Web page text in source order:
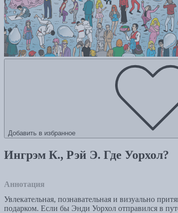
Добавить в избранное
Ингрэм К., Рэй Э. Где Уорхол?
Аннотация
Увлекательная, познавательная и визуально
подарком. Если бы Энди Уорхол отправился в